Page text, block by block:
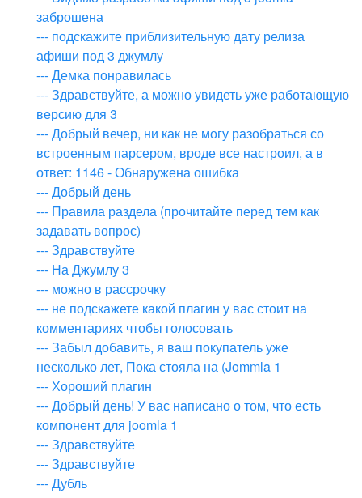
заброшена
--- подскажите приблизительную дату релиза
афиши под 3 джумлу
--- Демка понравилась
--- Здравствуйте, а можно увидеть уже работающую
версию для 3
--- Добрый вечер, ни как не могу разобраться со
встроенным парсером, вроде все настроил, а в
ответ: 1146 - Обнаружена ошибка
--- Добрый день
--- Правила раздела (прочитайте перед тем как
задавать вопрос)
--- Здравствуйте
--- На Джумлу 3
--- можно в рассрочку
--- не подскажете какой плагин у вас стоит на
комментариях чтобы голосовать
--- Забыл добавить, я ваш покупатель уже
несколько лет, Пока стояла на (Jommla 1
--- Хороший плагин
--- Добрый день! У вас написано о том, что есть
компонент для joomla 1
--- Здравствуйте
--- Здравствуйте
--- Дубль